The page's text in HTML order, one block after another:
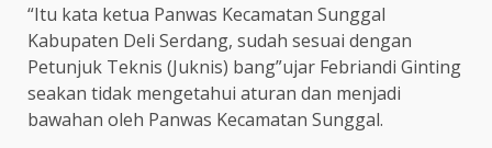
“Itu kata ketua Panwas Kecamatan Sunggal
Kabupaten Deli Serdang, sudah sesuai dengan
Petunjuk Teknis (Juknis) bang”ujar Febriandi Ginting
seakan tidak mengetahui aturan dan menjadi
bawahan oleh Panwas Kecamatan Sunggal.